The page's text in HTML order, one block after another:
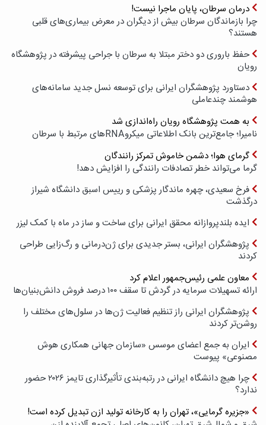
درمان سرطان، پایان ماجرا نیست!
چرا بازماندگان سرطان بیش از دیگران در معرض بیماری‌های قلبی
هستند؟
حفظ باروری دو دختر مبتلا به سرطان با جراحی پیشرفته در پژوهشگاه
رویان
دستاورد پژوهشگران ایرانی برای توسعه نسل جدید سامانه‌های
هوشمند چندعاملی
به همت پژوهشگاه رویان راه‌اندازی شد
نامیرا؛ جامع‌ترین بانک اطلاعاتی میکروRNAهای مرتبط با سرطان
گرمای هوا؛ دشمن خاموش تمرکز رانندگان
گرما می‌تواند خطر تصادفات رانندگی را افزایش دهد!
فرخ سعیدی، چهره ماندگار پزشکی و رییس اسبق دانشگاه شیراز
درگذشت
ایده بلندپروازانه محقق ایرانی برای ساخت و ساز در ماه با کمک لیزر
پژوهشگران ایرانی، بستر جدیدی برای ژن‌درمانی و رگ‌زایی طراحی
کردند
معاون علمی رئیس‌جمهور اعلام کرد
ارائه تسهیلات سرمایه در گردش تا سقف ۱۰۰ درصد فروش دانش‌بنیان‌ها
پژوهشگران ایرانی راز تنظیم فعالیت ژن‌ها در سلول‌های مختلف را
روشن‌تر کردند
ایران به جمع اعضای موسس «سازمان جهانی همکاری هوش
مصنوعی» پیوست
چرا هیچ دانشگاه ایرانی در رتبه‌بندی تأثیرگذاری تایمز ۲۰۲۶ حضور
ندارد؟
«جزیره گرمایی»، تهران را به کارخانه تولید ازن تبدیل کرده است!